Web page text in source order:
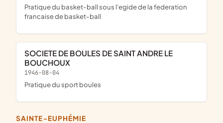
pratique du basket-ball sous l'egide de la federation
francaise de basket-ball
SOCIETE DE BOULES DE SAINT ANDRE LE
BOUCHOUX
1946-08-04
pratique du sport boules
SAINTE-EUPHÉMIE